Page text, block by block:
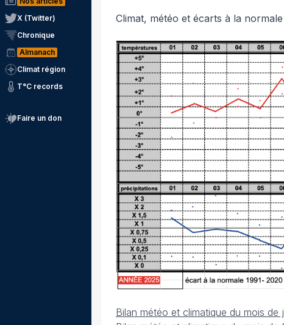
X (Twitter)
Chronique
Almanach
Climat région
T°C records
Faire un don
Climat, météo et écarts à la
Bilan météo et climatique du mois